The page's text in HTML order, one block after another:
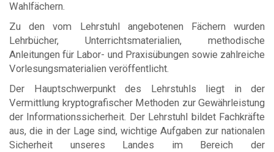
Wahlfächern.
Zu den vom Lehrstuhl angebotenen Fächern wurden
Lehrbücher, Unterrichtsmaterialien, methodische
Anleitungen für Labor- und Praxisübungen sowie zahlreiche
Vorlesungsmaterialien veröffentlicht.
Der Hauptschwerpunkt des Lehrstuhls liegt in der
Vermittlung kryptografischer Methoden zur Gewährleistung
der Informationssicherheit. Der Lehrstuhl bildet Fachkräfte
aus, die in der Lage sind, wichtige Aufgaben zur nationalen
Sicherheit unseres Landes im Bereich der